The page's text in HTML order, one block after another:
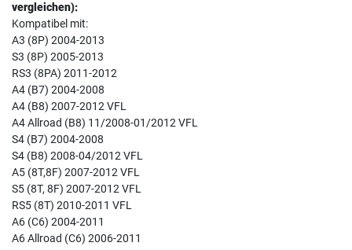
vergleichen):
Kompatibel mit:
A3 (8P) 2004-2013
S3 (8P) 2005-2013
RS3 (8PA) 2011-2012
A4 (B7) 2004-2008
A4 (B8) 2007-2012 VFL
A4 Allroad (B8) 11/2008-01/2012 VFL
S4 (B7) 2004-2008
S4 (B8) 2008-04/2012 VFL
A5 (8T,8F) 2007-2012 VFL
S5 (8T, 8F) 2007-2012 VFL
RS5 (8T) 2010-2011 VFL
A6 (C6) 2004-2011
A6 Allroad (C6) 2006-2011